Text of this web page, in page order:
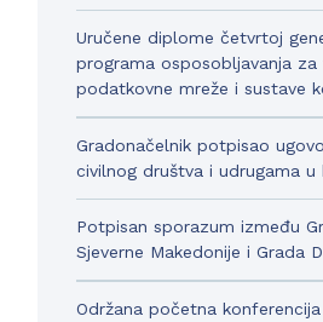
Uručene diplome četvrtoj
programa osposobljavanja za
podatkovne mreže i sustave
Gradonačelnik potpisao
civilnog društva i udrugama u
Potpisan sporazum između
Sjeverne Makedonije i Grada
Održana početna